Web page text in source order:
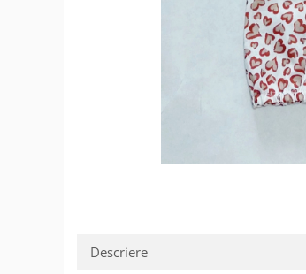
Descriere